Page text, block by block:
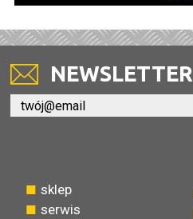
NEWSLETTER
sklep
serwis